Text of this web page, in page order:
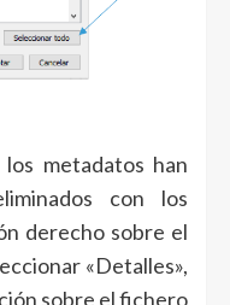
metadatos han
con los
derecho sobre el
«Detalles»,
sobre el fichero